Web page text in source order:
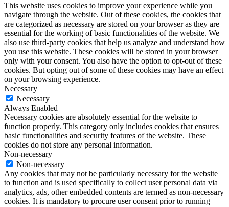
This website uses cookies to improve your experience while you
navigate through the website. Out of these cookies, the cookies that
are categorized as necessary are stored on your browser as they are
essential for the working of basic functionalities of the website. We
also use third-party cookies that help us analyze and understand how
you use this website. These cookies will be stored in your browser
only with your consent. You also have the option to opt-out of these
cookies. But opting out of some of these cookies may have an effect
on your browsing experience.
Necessary
Necessary
Always Enabled
Necessary cookies are absolutely essential for the website to
function properly. This category only includes cookies that ensures
basic functionalities and security features of the website. These
cookies do not store any personal information.
Non-necessary
Non-necessary
Any cookies that may not be particularly necessary for the website
to function and is used specifically to collect user personal data via
analytics, ads, other embedded contents are termed as non-necessary
cookies. It is mandatory to procure user consent prior to running